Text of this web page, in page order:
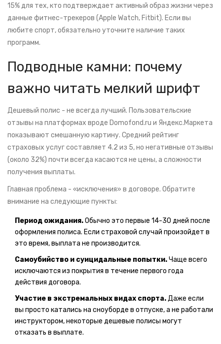
15% для тех, кто подтверждает активный образ жизни через
данные фитнес-трекеров (Apple Watch, Fitbit). Если вы
любите спорт, обязательно уточните наличие таких
программ.
Подводные камни: почему
важно читать мелкий шрифт
Дешевый полис - не всегда лучший. Пользовательские
отзывы на платформах вроде Domofond.ru и Яндекс.Маркета
показывают смешанную картину. Средний рейтинг
страховых услуг составляет 4.2 из 5, но негативные отзывы
(около 32%) почти всегда касаются не цены, а сложности
получения выплаты.
Главная проблема - «исключения» в договоре. Обратите
внимание на следующие пункты:
Период ожидания.Обычно это первые 14-30 дней после
оформления полиса. Если страховой случай произойдет в
это время, выплата не производится.
Самоубийство и суицидальные попытки.Чаще всего
исключаются из покрытия в течение первого года
действия договора.
Участие в экстремальных видах спорта.Даже если
вы просто катались на сноуборде в отпуске, а не работали
инструктором, некоторые дешевые полисы могут
отказать в выплате.